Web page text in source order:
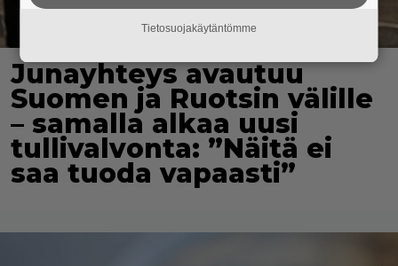
Junayhteys avautuu
Suomen ja Ruotsin välille
– samalla alkaa uusi
tullivalvonta: ”Näitä ei
saa tuoda vapaasti”
Tietosuojakäytäntömme